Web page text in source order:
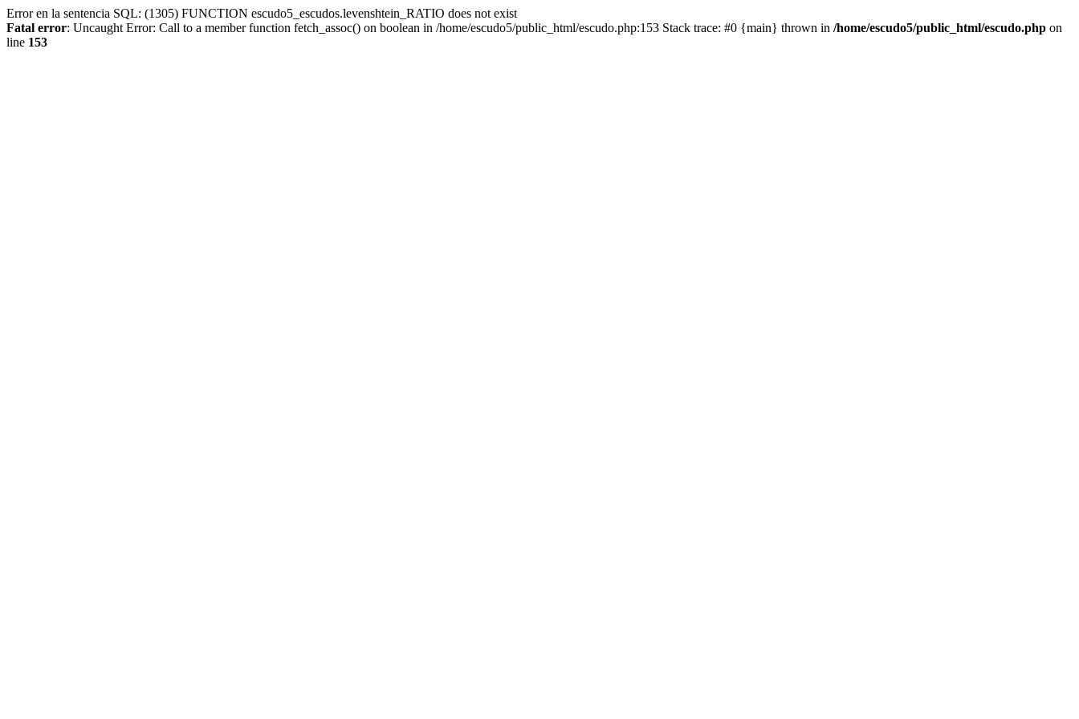
Error en la sentencia SQL: (1305) FUNCTION escudo5_escudos.levenshtein_RATIO does not exist
Fatal error: Uncaught Error: Call to a member function fetch_assoc() on boolean in /home/escudo5/public_html/escudo.php:153 Stack trace: #0 {main} thrown in /home/escudo5/public_html/escudo.php on
line 153